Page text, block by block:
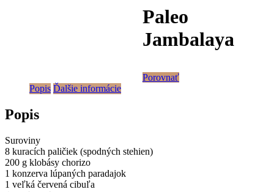
Paleo
Jambalaya
Porovnať
Popis Ďalšie informácie
Popis
Suroviny
8 kuracích paličiek (spodných stehien)
200 g klobásy chorizo ​​
1 konzerva lúpaných paradajok
1 veľká červená cibuľa